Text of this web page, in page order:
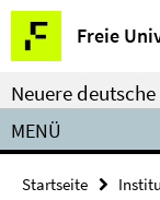
Springe
direkt
zu
Inhalt
Freie
Service-
Navigation
Neuere
MENÜ
Startseite